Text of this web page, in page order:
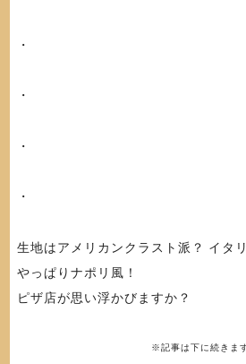
・
・
・
・
生地はアメリカンクラスト派？ イタ
やっぱりナポリ風！
ピザ店が思い浮かびますか？
※記事は下に続きま